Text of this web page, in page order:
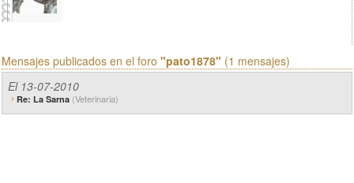
Mensajes publicados en el foro "pato1878" (1 mensajes)
El 13-07-2010
Re: La Sarna (Veterinaria)